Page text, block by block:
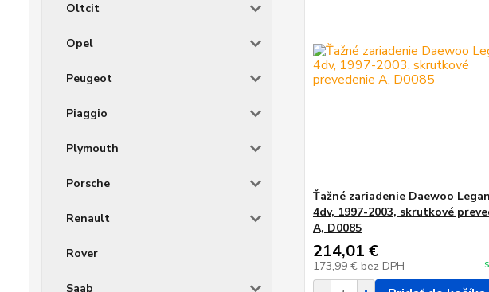
Oltcit
Opel
Peugeot
Piaggio
Plymouth
Porsche
Renault
Rover
Saab
Ťažné zariadenie Daewoo
4dv, 1997-2003, skrutkové
A, D0085
214,01 €
173,99 € bez DPH